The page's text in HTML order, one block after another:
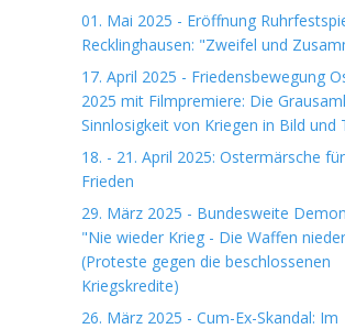
01. Mai 2025 - Eröffnung
Recklinghausen: "Zweifel und
17. April 2025 - Friedensbewegung
2025 mit Filmpremiere: Die
Sinnlosigkeit von Kriegen in Bild und
18. - 21. April 2025: Ostermärsche
Frieden
29. März 2025 - Bundesweite
"Nie wieder Krieg - Die Waffen
(Proteste gegen die beschlossenen
Kriegskredite)
26. März 2025 - Cum-Ex-Skandal: Im